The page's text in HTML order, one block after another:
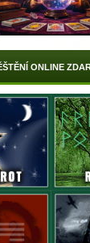
ONLINE